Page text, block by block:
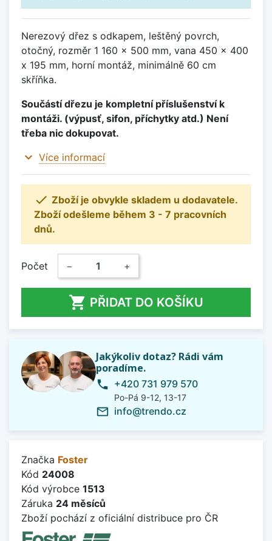
Nerezový dřez s odkapem, leštěný povrch,
otočný, rozměr 1 160 x 500 mm, vana 450 x 400
x 195 mm, horní montáž, minimálně 60 cm
skříňka.
Součástí dřezu je kompletní příslušenství k
montáži. (výpusť, sifon, příchytky atd.) Není
třeba nic dokupovat.
expand_more Více informací
 Zboží je obvykle skladem u dodavatele.
Zboží odešleme během 3 - 7 pracovních
dnů.
Počet − +
 PŘIDAT DO KOŠÍKU
Jakýkoliv dotaz? Rádi vám
poradíme.
phone +420 731 979 570
Po-Pá 9-12, 13-17
mail_outline info@trendo.cz
Značka Foster
Kód 24008
Kód výrobce 1513
Záruka 24 měsíců
Zboží pochází z oficiální distribuce pro ČR